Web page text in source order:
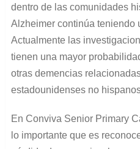
dentro de las comunidades
Alzheimer continúa teniendo
Actualmente las
tienen una mayor
otras demencias
estadounidenses no
En Conviva Senior Primary
lo importante que es